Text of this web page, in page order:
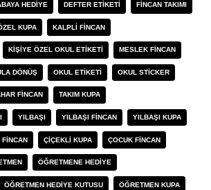
HEDIYE DEFTER ETIKETI FINCAN TAKIMI
KUPA KALPLI FINCAN
KIŞIYE ÖZEL OKUL ETIKETI MESLEK FINCAN
DÖNÜŞ OKUL ETIKETI OKUL STICKER
FINCAN TAKIM KUPA
YILBAŞI YILBAŞI FINCAN YILBAŞI KUPA
FINCAN ÇIÇEKLI KUPA ÇOCUK FINCAN
ÖĞRETMENE HEDIYE
ÖĞRETMEN HEDIYE KUTUSU ÖĞRETMEN KUPA